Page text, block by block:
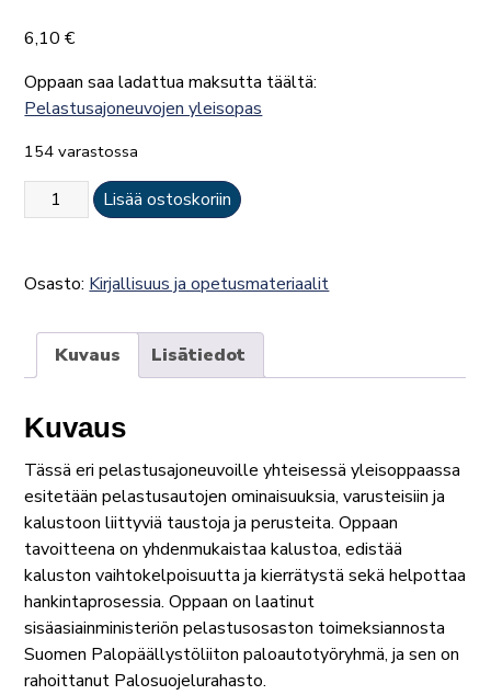
6,10€
Oppaan saa ladattua maksutta täältä:
Pelastusajoneuvojen yleisopas
154 varastossa
Pelastusajoneuvojen
yleisopas
Lisää ostoskoriin
Osasto: Kirjallisuus ja opetusmateriaalit
Kuvaus Lisätiedot
Kuvaus
Tässä eri pelastusajoneuvoille yhteisessä yleisoppaassa
esitetään pelastusautojen ominaisuuksia, varusteisiin ja
kalustoon liittyviä taustoja ja perusteita. Oppaan
tavoitteena on yhdenmukaistaa kalustoa, edistää
kaluston vaihtokelpoisuutta ja kierrätystä sekä helpottaa
hankintaprosessia. Oppaan on laatinut
sisäasiainministeriön pelastusosaston toimeksiannosta
Suomen Palopäällystöliiton paloautotyöryhmä, ja sen on
rahoittanut Palosuojelurahasto.